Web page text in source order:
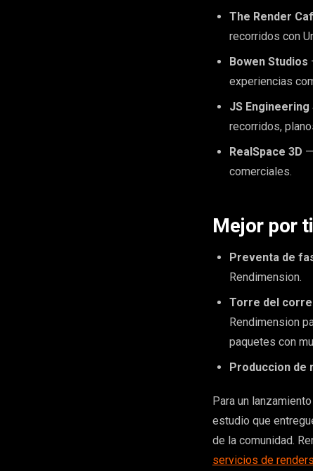
The Render
recorridos con
Bowen Studios
experiencias
JS Engineering
recorridos,
RealSpace 3D
comerciales.
Mejor por
Preventa de
Rendimension.
Torre del
Rendimension
paquetes con
Produccion de
Para un
estudio que
de la comunidad.
servicios de